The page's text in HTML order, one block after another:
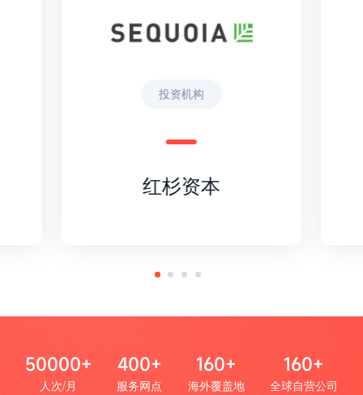
投资机构
红杉资本
50000+
人次/月
400+
服务网点
160+
海外覆盖地
160+
全球自营公司